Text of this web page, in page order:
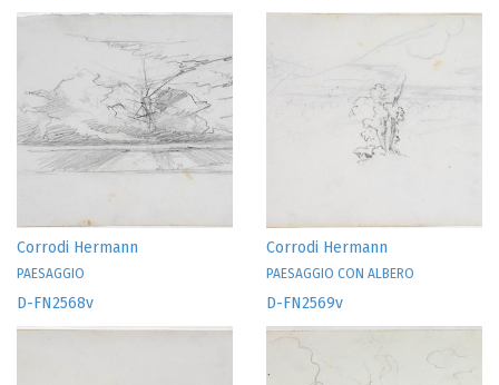
Corrodi Hermann
PAESAGGIO
Corrodi Hermann
PAESAGGIO CON ALBERO
D-FN2568v D-FN2569v